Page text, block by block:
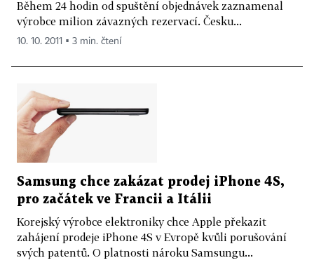
Během 24 hodin od spuštění objednávek zaznamenal
výrobce milion závazných rezervací. Česku...
10. 10. 2011 ▪ 3 min. čtení
Samsung chce zakázat prodej iPhone 4S,
pro začátek ve Francii a Itálii
Korejský výrobce elektroniky chce Apple překazit
zahájení prodeje iPhone 4S v Evropě kvůli porušování
svých patentů. O platnosti nároku Samsungu...